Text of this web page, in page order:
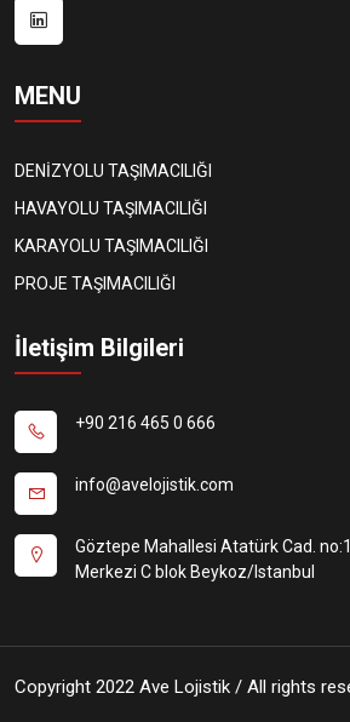
MENU
DENİZYOLU TAŞIMACILIĞI
HAVAYOLU TAŞIMACILIĞI
KARAYOLU TAŞIMACILIĞI
PROJE TAŞIMACILIĞI
İletişim Bilgileri
+90 216 465 0 666
info@avelojistik.com
Göztepe Mahallesi Atatürk Cad.
Merkezi C blok Beykoz/Istanbul
Copyright 2022 Ave Lojistik / All rights